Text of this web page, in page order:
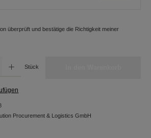
überprüft und bestätige die Richtigkeit meiner
Stück
Procurement & Logistics GmbH